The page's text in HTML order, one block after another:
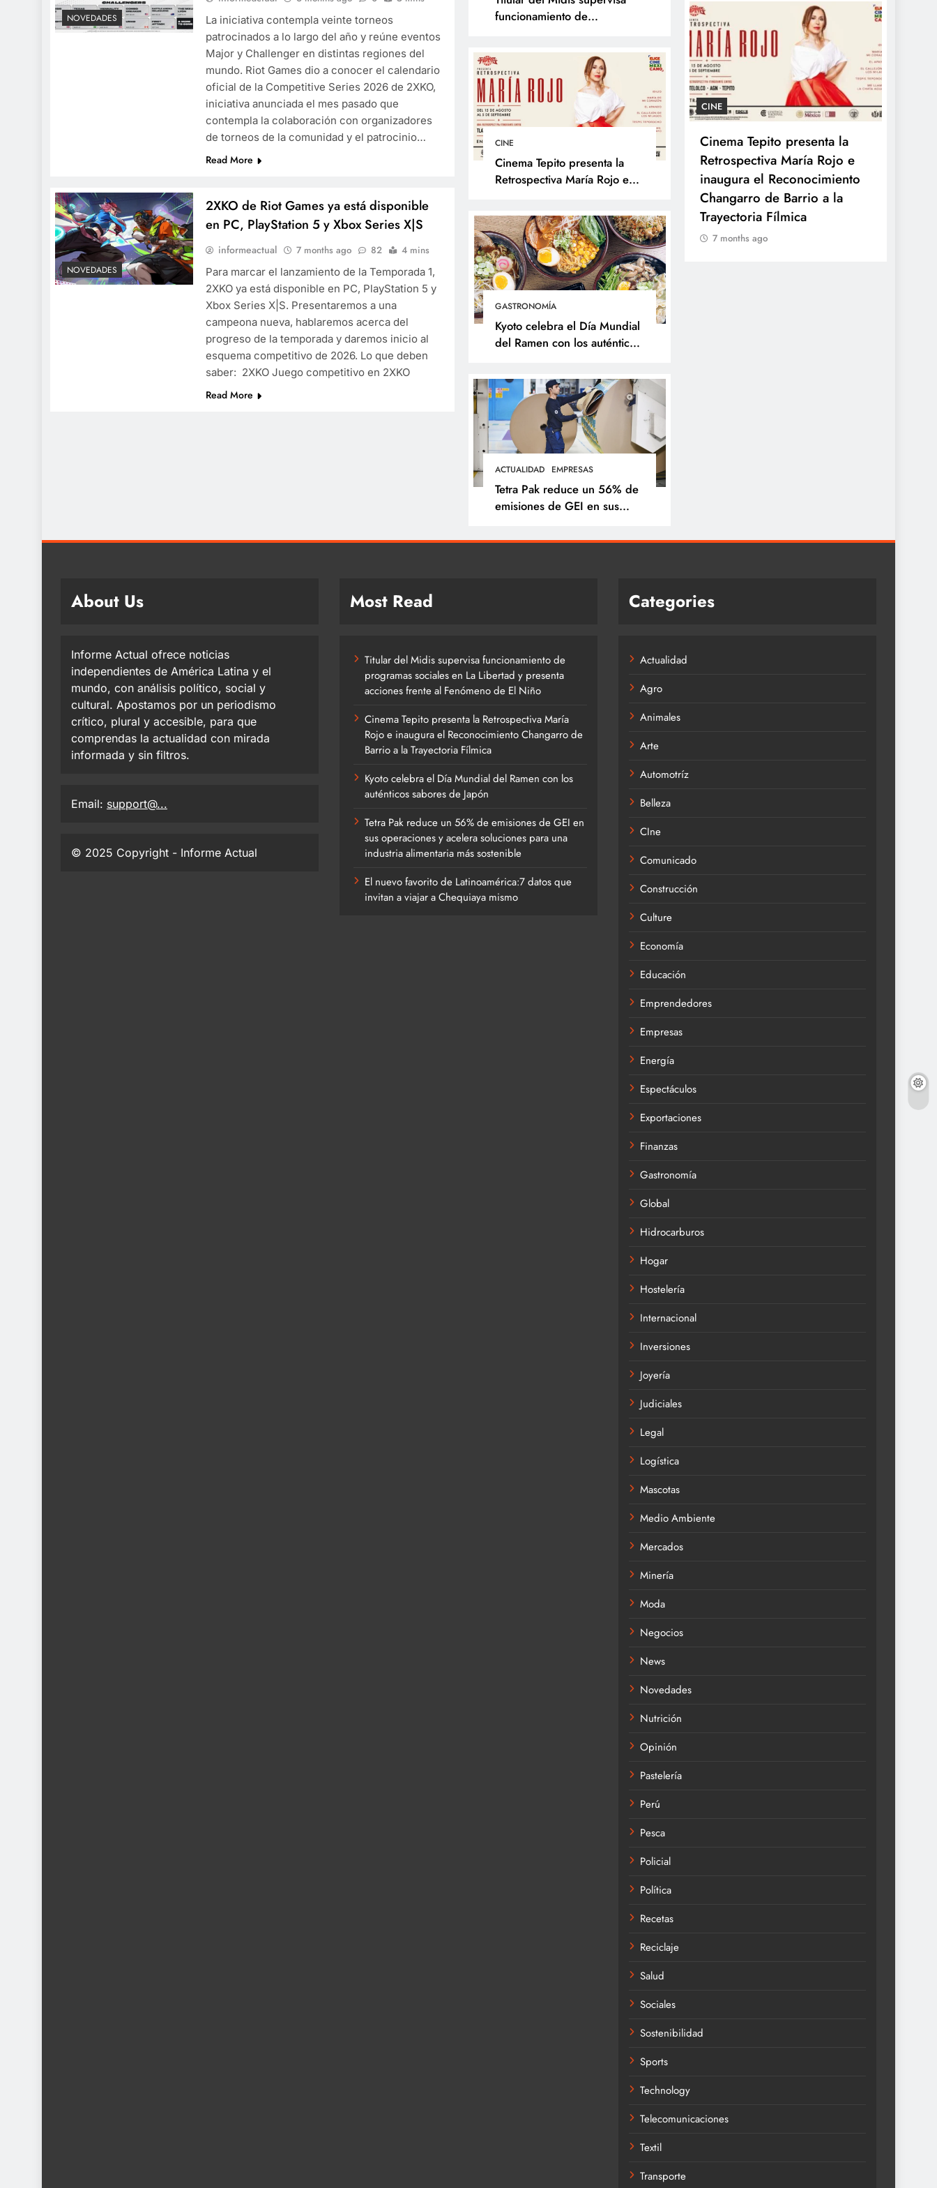
funcionamiento de
Libertad y presenta acciones
frente al Fenómeno de El
Niño
CINE
Cinema Tepito presenta la
Retrospectiva María Rojo e
Changarro de Barrio a la
Trayectoria Fílmica
GASTRONOMÍA
Kyoto celebra el Día Mundial
del Ramen con los auténticos
ACTUALIDAD EMPRESAS
Tetra Pak reduce un 56% de
emisiones de GEI en sus
soluciones para una industria
NOVEDADES
La iniciativa contempla veinte torneos
patrocinados a lo largo del año y reúne eventos
Major y Challenger en distintas regiones del
mundo. Riot Games dio a conocer el calendario
oficial de la Competitive Series 2026 de 2XKO,
iniciativa anunciada el mes pasado que
contempla la colaboración con organizadores
de torneos de la comunidad y el patrocinio…
Read More
NOVEDADES
2XKO de Riot Games ya está disponible
en PC, PlayStation 5 y Xbox Series X|S
informeactual 7 months ago 82
4 mins
Para marcar el lanzamiento de la Temporada 1,
2XKO ya está disponible en PC, PlayStation 5 y
Xbox Series X|S. Presentaremos a una
campeona nueva, hablaremos acerca del
progreso de la temporada y daremos inicio al
esquema competitivo de 2026. Lo que deben
saber: 2XKO Juego competitivo en 2XKO
Read More
SOCIALES
Titular del Midis supervisa
funcionamiento de
programas sociales en La
frente al Fenómeno de El
Niño
7 months ago
CINE
Cinema Tepito presenta la
Retrospectiva María Rojo e
inaugura el Reconocimiento
Changarro de Barrio a la
Trayectoria Fílmica
7 months ago
About Us
Informe Actual ofrece noticias
independientes de América Latina y el
mundo, con análisis político, social y
cultural. Apostamos por un periodismo
crítico, plural y accesible, para que
comprendas la actualidad con mirada
informada y sin filtros.
Email: support@...
© 2025 Copyright - Informe Actual
Most Read
Titular del Midis supervisa funcionamiento de
programas sociales en La Libertad y presenta
acciones frente al Fenómeno de El Niño
Cinema Tepito presenta la Retrospectiva María
Rojo e inaugura el Reconocimiento Changarro de
Barrio a la Trayectoria Fílmica
Kyoto celebra el Día Mundial del Ramen con los
auténticos sabores de Japón
Tetra Pak reduce un 56% de emisiones de GEI en
sus operaciones y acelera soluciones para una
industria alimentaria más sostenible
El nuevo favorito de Latinoamérica:7 datos que
invitan a viajar a Chequiaya mismo
Categories
Actualidad
Agro
Animales
Arte
Automotríz
Belleza
CIne
Comunicado
Construcción
Culture
Economía
Educación
Emprendedores
Empresas
Energía
Espectáculos
Exportaciones
Finanzas
Gastronomía
Global
Hidrocarburos
Hogar
Hostelería
Internacional
Inversiones
Joyería
Judiciales
Legal
Logística
Mascotas
Medio Ambiente
Mercados
Minería
Moda
Negocios
News
Novedades
Nutrición
Opinión
Pastelería
Perú
Pesca
Policial
Política
Recetas
Reciclaje
Salud
Sociales
Sostenibilidad
Sports
Technology
Telecomunicaciones
Textil
Transporte